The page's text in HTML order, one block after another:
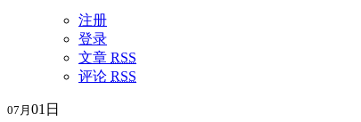
注册
登录
文章 RSS
评论 RSS
07月01日